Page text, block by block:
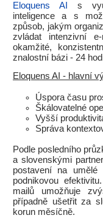
Eloquens AI
s
inteligence a s
způsob, jakým
zvládat intenzivní
okamžité,
znalostní bázi - 24
Eloquens AI - hlavní
Úspora času
Škálovatelné
Vyšší
Správa
Podle posledního
a slovenskými
postavení na umělé
podnikovou
mailů umožňuje
případně ušetřit za
korun měsíčně.